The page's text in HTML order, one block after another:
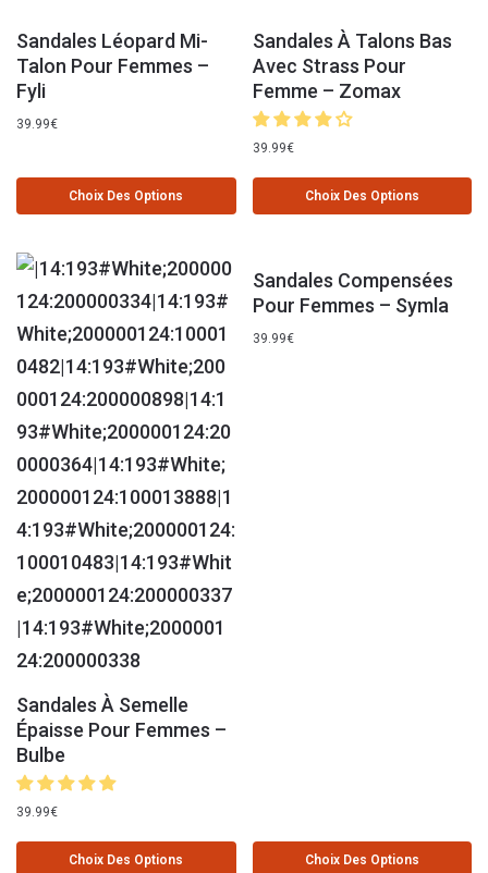
Sandales Léopard Mi-
Talon Pour Femmes –
Fyli
39.99€
Choix Des Options
Sandales À Talons Bas
Avec Strass Pour
Femme – Zomax
39.99€
Choix Des Options
Sandales À Semelle
Épaisse Pour Femmes –
Bulbe
39.99€
Choix Des Options
Sandales Compensées
Pour Femmes – Symla
39.99€
Choix Des Options